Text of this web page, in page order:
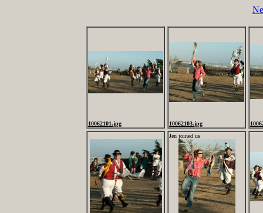
10062101.jpg 10062103.jpg
Jen joined us